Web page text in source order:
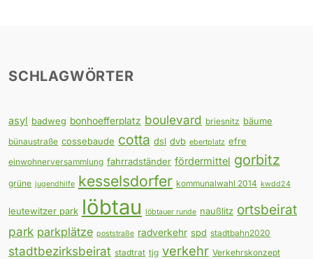
SCHLAGWÖRTER
asyl badweg bonhoefferplatz boulevard briesnitz bäume
bünaustraße cossebaude cotta dsl dvb ebertplatz efre
einwohnerversammlung fahrradständer fördermittel gorbitz
grüne jugendhilfe kesselsdorfer kommunalwahl 2014 kwdd24
leutewitzer park löbtau löbtauer runde naußlitz ortsbeirat
park parkplätze poststraße radverkehr spd stadtbahn2020
stadtbezirksbeirat stadtrat tjg verkehr Verkehrskonzept